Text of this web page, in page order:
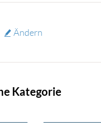
Ändern
Kategorie